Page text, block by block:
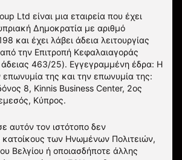
Ltd είναι μια εταιρεία που έχει
Δημοκρατία με αριθμό
και έχει λάβει άδεια λειτουργίας
την Επιτροπή Κεφαλαιαγοράς
άδειας 463/25). Εγγεγραμμένη έδρα: Η
επωνυμία της και την επωνυμία της:
8, Kinnis Business Center, 2ος
Κύπρος.
αυτόν τον ιστότοπο δεν
κατοίκους των Ηνωμένων Πολιτειών,
Βελγίου ή οποιασδήποτε άλλης